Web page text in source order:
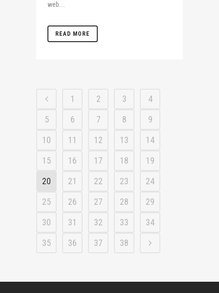
web....
READ MORE
1 2 3
4
5
6 7 8
9
10
11 12 13
14
15
16 17 18
19
20
21 22 23
24
25
26 27 28
29
30
31 32 33
34
35
36 37 38